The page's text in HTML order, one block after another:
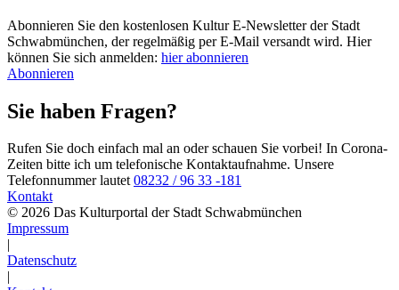
Abonnieren Sie den kostenlosen Kultur E-Newsletter der Stadt
Schwabmünchen, der regelmäßig per E-Mail versandt wird. Hier
können Sie sich anmelden: hier abonnieren
Abonnieren
Sie haben Fragen?
Rufen Sie doch einfach mal an oder schauen Sie vorbei! In Corona-
Zeiten bitte ich um telefonische Kontaktaufnahme. Unsere
Telefonnummer lautet08232 / 96 33 -181
Kontakt
© 2026 Das Kulturportal der Stadt Schwabmünchen
Impressum
|
Datenschutz
|